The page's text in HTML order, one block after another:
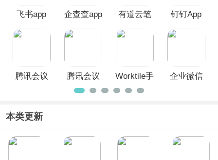
前来本站下载使用！
飞书app 企查查app
有道云笔
钉钉App
腾讯会议
腾讯会议
App
Worktile手
机版客户
企业微信
本类更新